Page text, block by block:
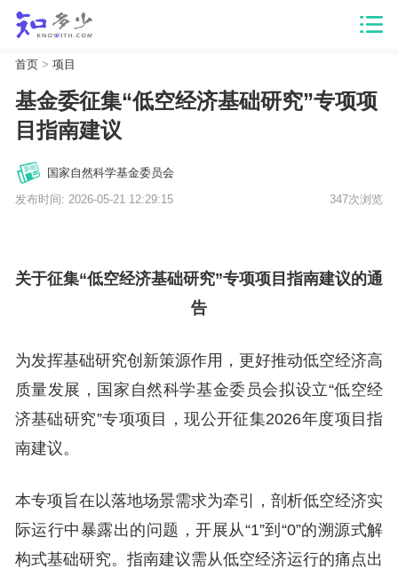
首页> 项目
基金委征集“低空经济基础研究”专项项
目指南建议
国家自然科学基金委员会
发布时间: 2026-05-21 12:29:15 347次浏览
关于征集“低空经济基础研究”专项项目指南建议的通
告
为发挥基础研究创新策源作用，更好推动低空经济高
质量发展，国家自然科学基金委员会拟设立“低空经
济基础研究”专项项目，现公开征集2026年度项目指
南建议。
本专项旨在以落地场景需求为牵引，剖析低空经济实
际运行中暴露出的问题，开展从“1”到“0”的溯源式解
构式基础研究。指南建议需从低空经济运行的痛点出